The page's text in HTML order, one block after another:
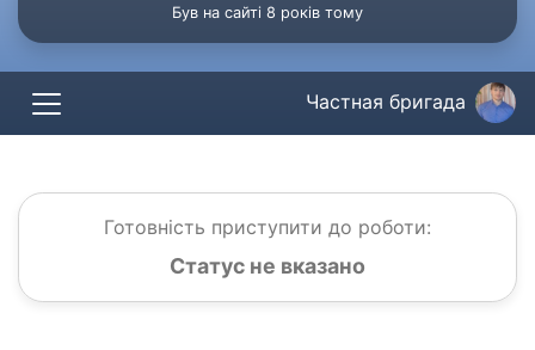
Був на сайті 8 років тому
Частная бригада
Готовність приступити до роботи:
Статус не вказано